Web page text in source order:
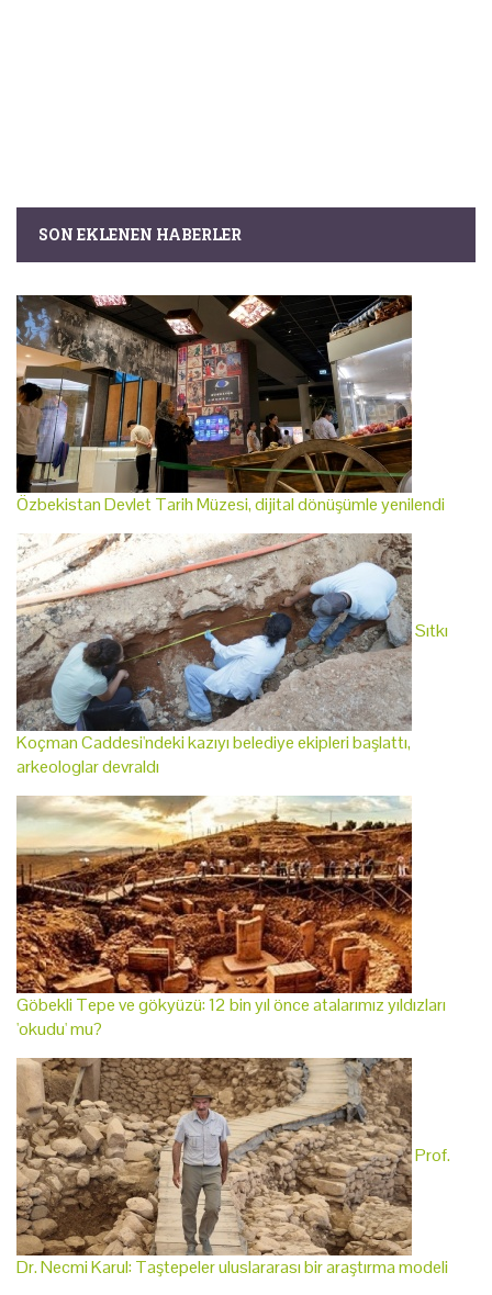
SON EKLENEN HABERLER
Özbekistan Devlet Tarih Müzesi, dijital dönüşümle yenilendi
Sıtkı
Koçman Caddesi'ndeki kazıyı belediye ekipleri başlattı,
arkeologlar devraldı
Göbekli Tepe ve gökyüzü: 12 bin yıl önce atalarımız yıldızları
'okudu' mu?
Prof.
Dr. Necmi Karul: Taştepeler uluslararası bir araştırma modeli